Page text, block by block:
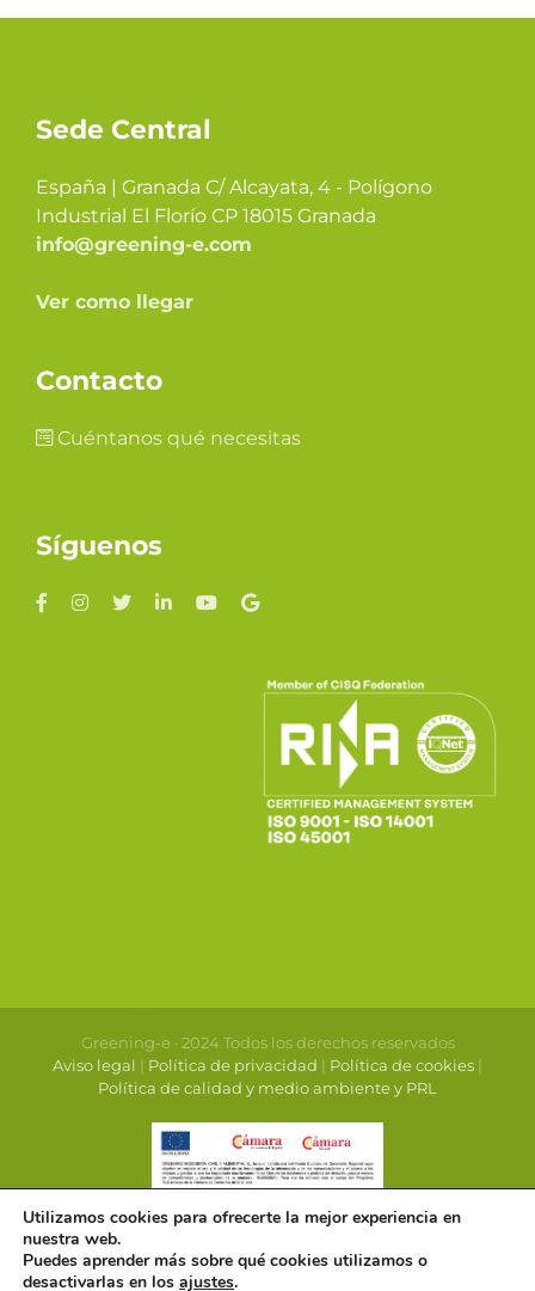
Sede Central
España | Granada C/ Alcayata, 4 - Polígono
Industrial El Florío CP 18015 Granada
info@greening-e.com
Ver como llegar
Contacto
Cuéntanos qué necesitas
Síguenos
Greening-e · 2024 Todos los derechos reservados
Aviso legal | Política de privacidad | Política de cookies |
Política de calidad y medio ambiente y PRL
Utilizamos cookies para ofrecerte la mejor experiencia en
nuestra web.
Puedes aprender más sobre qué cookies utilizamos o
desactivarlas en los ajustes.